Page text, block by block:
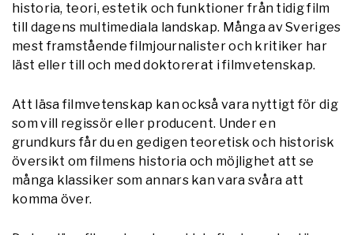
historia, teori, estetik och funktioner från tidig film
till dagens multimediala landskap. Många av Sveriges
mest framstående filmjournalister och kritiker har
läst eller till och med doktorerat i filmvetenskap.
Att läsa filmvetenskap kan också vara nyttigt för dig
som vill regissör eller producent. Under en
grundkurs får du en gedigen teoretisk och historisk
översikt om filmens historia och möjlighet att se
många klassiker som annars kan vara svåra att
komma över.